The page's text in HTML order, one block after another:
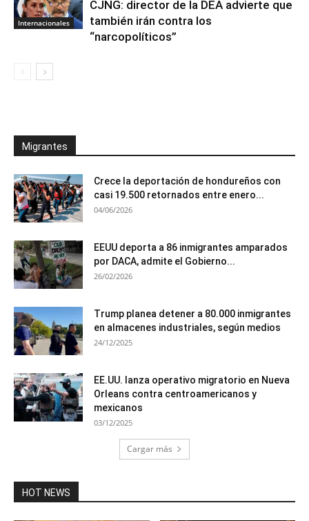
Internacionales
CJNG: director de la DEA advierte que
también irán contra los
“narcopolíticos”
Migrantes
Crece la deportación de hondureños con
casi 19.500 retornados entre enero...
04/06/2026
EEUU deporta a 86 inmigrantes amparados
por DACA, admite el Gobierno...
26/02/2026
Trump planea detener a 80.000 inmigrantes
en almacenes industriales, según medios
24/12/2025
EE.UU. lanza operativo migratorio en Nueva
Orleans contra centroamericanos y
mexicanos
03/12/2025
Cargar más
HOT NEWS